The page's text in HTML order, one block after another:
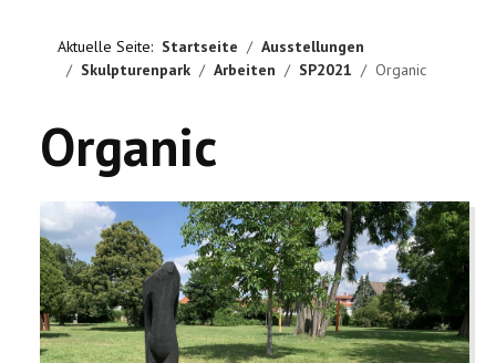
AUSSTELLUNGEN
WIR ÜBER UNS
Aktuelle Seite: Startseite
Ausstellungen
Skulpturenpark
Arbeiten SP2021 Organic
Organic